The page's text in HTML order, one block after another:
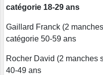
catégorie 18-29 ans
Gaillard Franck (2
catégorie 50-59 ans
Rocher David (2 manches
40-49 ans